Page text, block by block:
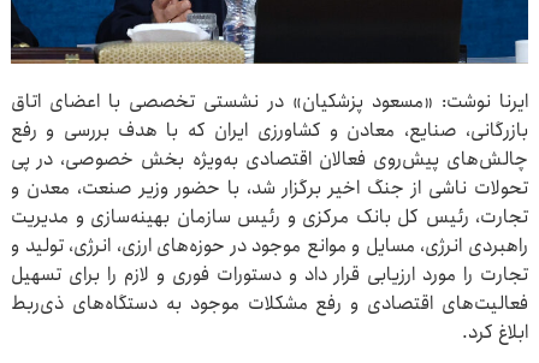
ایرنا نوشت: «مسعود پزشکیان» در نشستی تخصصی با اعضای اتاق
بازرگانی، صنایع، معادن و کشاورزی ایران که با هدف بررسی و رفع
چالش‌های پیش‌روی فعالان اقتصادی به‌ویژه بخش خصوصی، در پی
تحولات ناشی از جنگ اخیر برگزار شد، با حضور وزیر صنعت، معدن و
تجارت، رئیس کل بانک مرکزی و رئیس سازمان بهینه‌سازی و مدیریت
راهبردی انرژی، مسایل و موانع موجود در حوزه‌های ارزی، انرژی، تولید و
تجارت را مورد ارزیابی قرار داد و دستورات فوری و لازم را برای تسهیل
فعالیت‌های اقتصادی و رفع مشکلات موجود به دستگاه‌های ذی‌ربط
ابلاغ کرد.